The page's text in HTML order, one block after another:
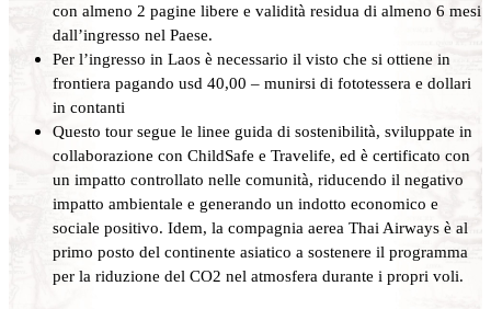
con almeno 2 pagine libere e validità residua di almeno 6 mesi
dall’ingresso nel Paese.
Per l’ingresso in Laos è necessario il visto che si ottiene in
frontiera pagando usd 40,00 – munirsi di fototessera e dollari
in contanti
Questo tour segue le linee guida di sostenibilità, sviluppate in
collaborazione con ChildSafe e Travelife, ed è certificato con
un impatto controllato nelle comunità, riducendo il negativo
impatto ambientale e generando un indotto economico e
sociale positivo. Idem, la compagnia aerea Thai Airways è al
primo posto del continente asiatico a sostenere il programma
per la riduzione del CO2 nel atmosfera durante i propri voli.